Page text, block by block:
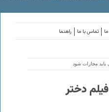
راهنما تماس با ما
مجازات شود
دختر